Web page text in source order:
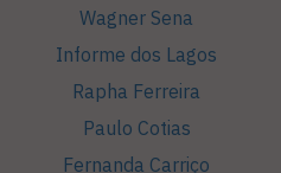
Wagner Sena
Informe dos Lagos
Rapha Ferreira
Paulo Cotias
Fernanda Carriço